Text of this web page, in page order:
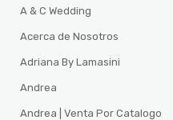
A & C Wedding
Acerca de Nosotros
Adriana By Lamasini
Andrea
Andrea | Venta Por Catalogo